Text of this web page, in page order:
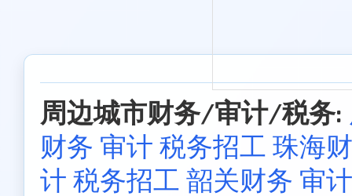
周边城市财务/审计/税务:
财务 审计 税务招工 珠海
计 税务招工 韶关财务 审